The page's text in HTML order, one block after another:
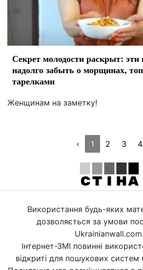
Секрет молодости раскрыт:
надолго забыть о морщинах,
тарелками
Женщинам на заметку!
‹ 1 2 3 4
Використання будь-яких
дозволяється за умови
Ukrainianwall.com.
Інтернет-ЗМІ повинні
відкриті для пошукових систем